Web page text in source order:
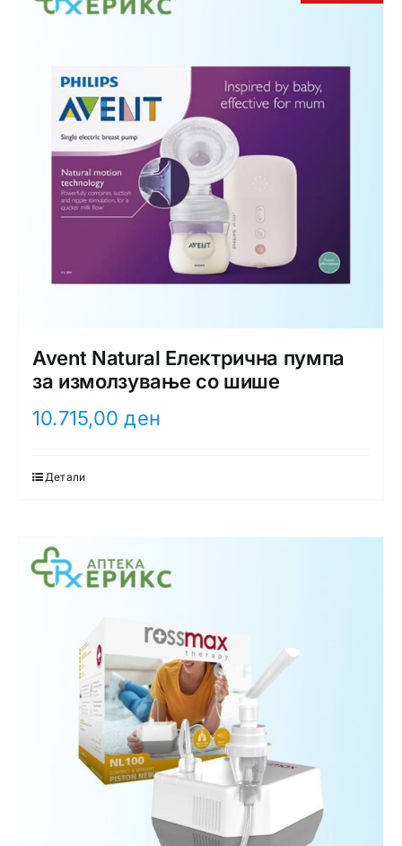
Avent Natural Електрична пумпа
за измолзување со шише
10.715,00ден
Детали